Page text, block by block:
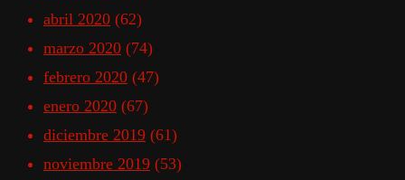
abril 2020 (62)
marzo 2020 (74)
febrero 2020 (47)
enero 2020 (67)
diciembre 2019 (61)
noviembre 2019 (53)